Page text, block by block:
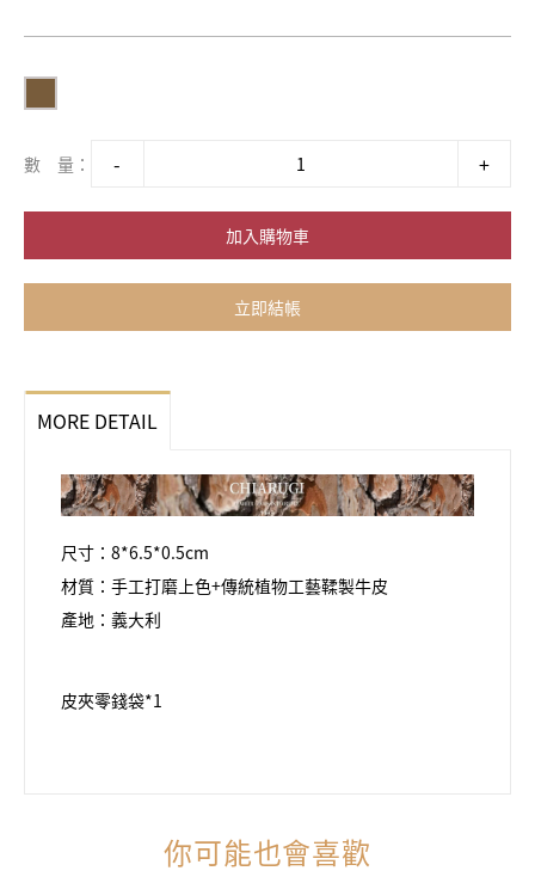
數 量：
加入購物車
立即結帳
MORE DETAIL
尺寸：8*6.5*0.5cm
材質：手工打磨上色+傳統植物工藝鞣製牛皮
產地：義大利
皮夾零錢袋*1
你可能也會喜歡